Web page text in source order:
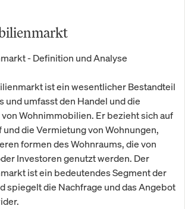
- Definition und Analyse
ist ein wesentlicher Bestandteil
und umfasst den Handel und die
Wohnimmobilien. Er bezieht sich auf
und die Vermietung von Wohnungen,
formen des Wohnraums, die von
Investoren genutzt werden. Der
ist ein bedeutendes Segment der
spiegelt die Nachfrage und das Angebot